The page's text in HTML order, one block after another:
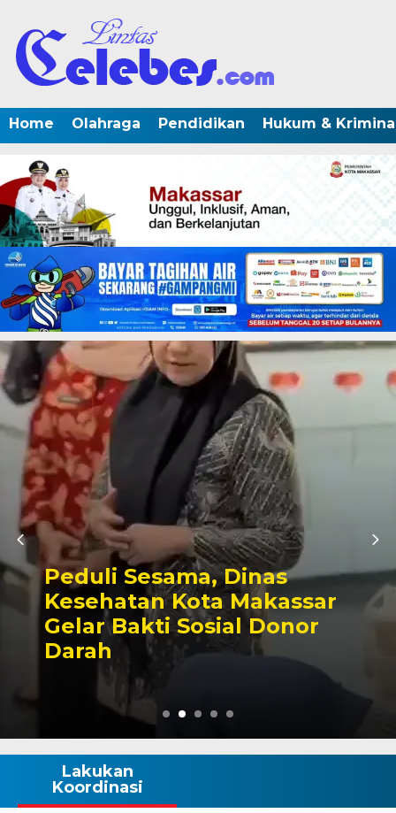
Home Olahraga Pendidikan Hukum &
Kunjungan Perdana ke
Parlemen, Kapolres AKBP
Douglas Mahendrajaya
Diterima Hangat Pimpinan
DPRD Wajo
Lakukan
Koordinasi